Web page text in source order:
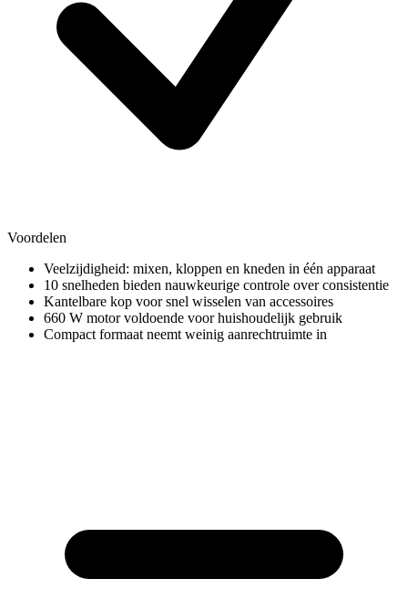
Voordelen
Veelzijdigheid: mixen, kloppen en kneden in één apparaat
10 snelheden bieden nauwkeurige controle over consistentie
Kantelbare kop voor snel wisselen van accessoires
660 W motor voldoende voor huishoudelijk gebruik
Compact formaat neemt weinig aanrechtruimte in